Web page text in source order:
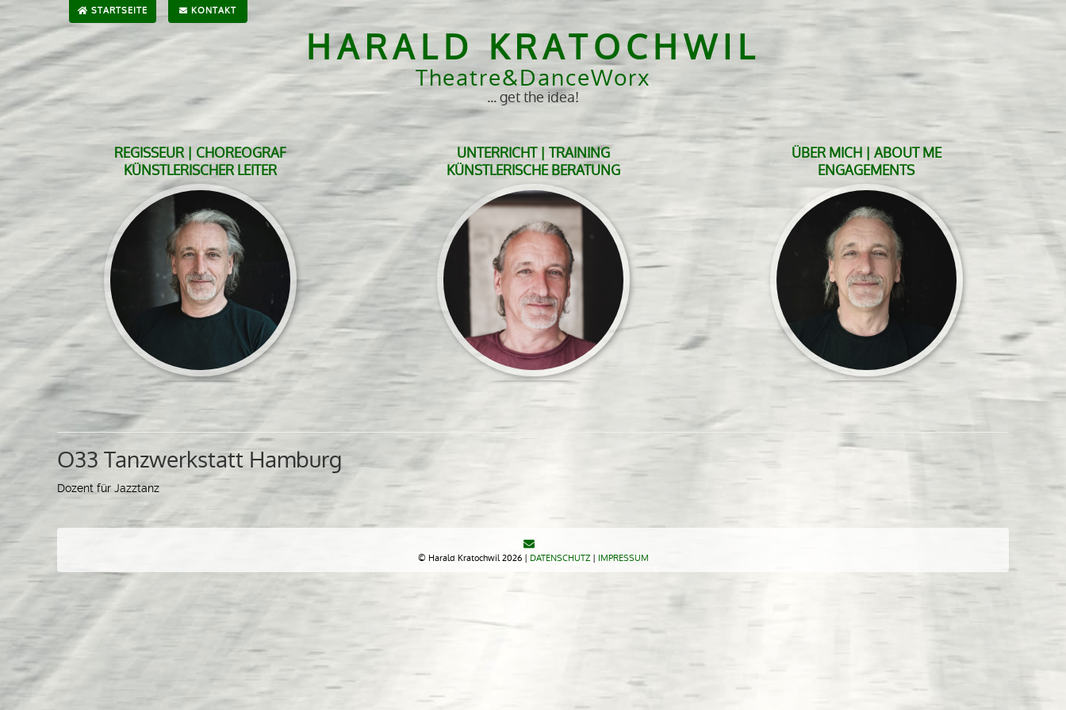
STARTSEITE KONTAKT
HARALD KRATOCHWIL
Theatre&DanceWorx
... get the idea!
REGISSEUR | CHOREOGRAF
KÜNSTLERISCHER LEITER
UNTERRICHT | TRAINING
KÜNSTLERISCHE BERATUNG
ÜBER MICH | ABOUT ME
ENGAGEMENTS
O33 Tanzwerkstatt Hamburg
Dozent für Jazztanz
© Harald Kratochwil 2026 | DATENSCHUTZ| IMPRESSUM